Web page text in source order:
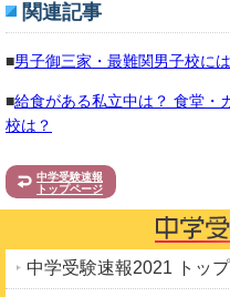
関連記事
■男子御三家・最難関男子校に
■給食がある私立中は？ 食堂・
校は？
中学受験速報
トップページ
中学受験速報2021 トップ